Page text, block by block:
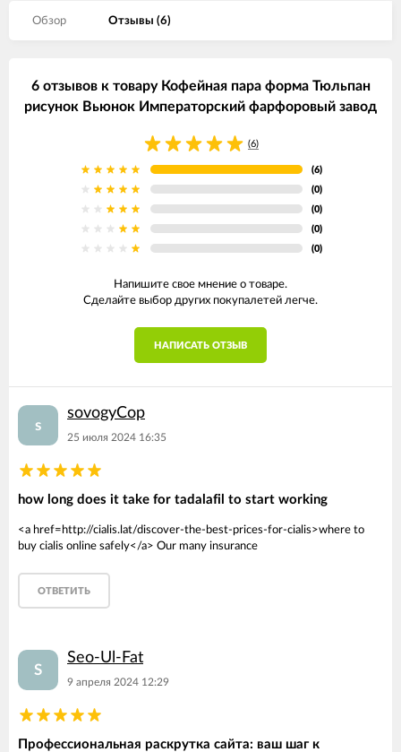
Обзор Отзывы (6)
6 отзывов к товару Кофейная пара форма Тюльпан
рисунок Вьюнок Императорский фарфоровый завод
(6)
(6)
(0)
(0)
(0)
(0)
Напишите свое мнение о товаре.
Сделайте выбор других покупалетей легче.
НАПИСАТЬ ОТЗЫВ
s
sovogyCop
25 июля 2024 16:35
how long does it take for tadalafil to start working
<a href=http://cialis.lat/discover-the-best-prices-for-cialis>where to
buy cialis online safely</a> Our many insurance
ОТВЕТИТЬ
S
Seo-Ul-Fat
9 апреля 2024 12:29
Профессиональная раскрутка сайта: ваш шаг к